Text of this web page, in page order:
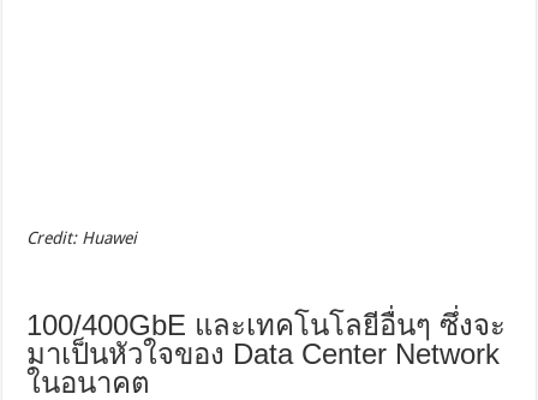
Credit: Huawei
100/400GbE และเทคโนโลยีอื่นๆ ซึ่งจะ
มาเป็นหัวใจของ Data Center Network
ในอนาคต